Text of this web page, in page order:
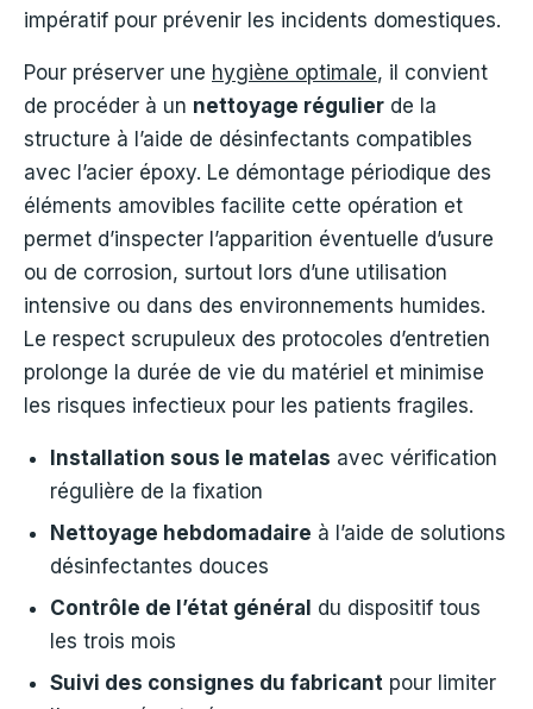
impératif pour prévenir les incidents domestiques.
Pour préserver une hygiène optimale, il convient
de procéder à un nettoyage régulier de la
structure à l’aide de désinfectants compatibles
avec l’acier époxy. Le démontage périodique des
éléments amovibles facilite cette opération et
permet d’inspecter l’apparition éventuelle d’usure
ou de corrosion, surtout lors d’une utilisation
intensive ou dans des environnements humides.
Le respect scrupuleux des protocoles d’entretien
prolonge la durée de vie du matériel et minimise
les risques infectieux pour les patients fragiles.
Installation sous le matelas avec vérification
régulière de la fixation
Nettoyage hebdomadaire à l’aide de solutions
désinfectantes douces
Contrôle de l’état général du dispositif tous
les trois mois
Suivi des consignes du fabricant pour limiter